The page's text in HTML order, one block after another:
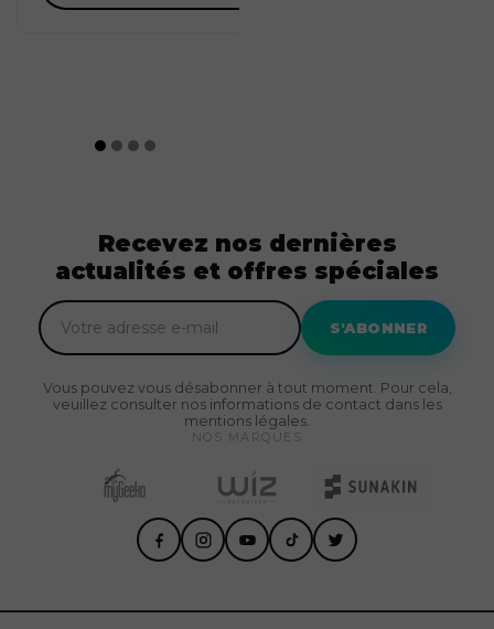
NOS MARQUES
Recevez nos dernières
actualités et offres spéciales
S'ABONNER
Vous pouvez vous désabonner à tout moment. Pour cela,
veuillez consulter nos informations de contact dans les
mentions légales.